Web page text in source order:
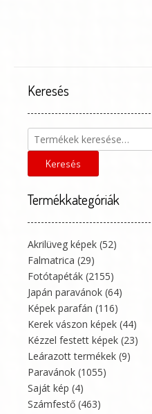
Keresés
Keresés
a
következőre:
Keresés
Termékkategóriák
Akrilüveg képek (52)
Falmatrica (29)
Fotótapéták (2155)
Japán paravánok (64)
Képek parafán (116)
Kerek vászon képek (44)
Kézzel festett képek (23)
Leárazott termékek (9)
Paravánok (1055)
Saját kép (4)
Számfestő (463)